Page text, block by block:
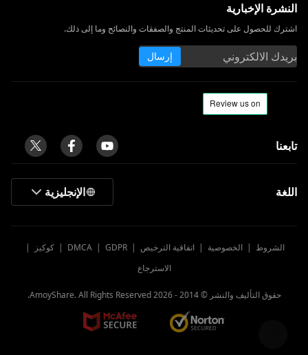
النشرة الإخبارية
اشترك للحصول على تحديثات المنتج والصفقات والنصائح وما إلى ذلك.
إرسال
تابعنا
اللغة الإنجليزية
الشروط | الخصوصية | اتفاقية الترخيص |
DMCA | GDPR
| كوكيز
|
الاسترجاع
حقوق التأليف والنشر © 2014 - 2026
AmoyShare. All Rights Reserved.